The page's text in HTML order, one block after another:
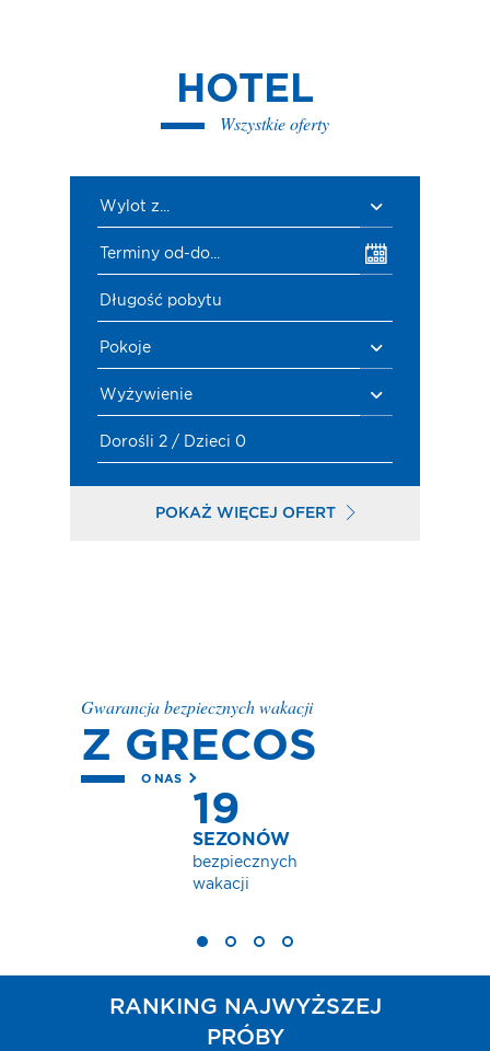
HOTEL
Wszystkie oferty
Wylot z...
Terminy od-do...
Długość pobytu
Pokoje
Wyżywienie
Dorośli 2 / Dzieci 0
POKAŻ WIĘCEJ OFERT
Gwarancja bezpiecznych wakacji
Z GRECOS
O NAS
19
SEZONÓW
bezpiecznych
wakacji
RANKING NAJWYŻSZEJ
PRÓBY